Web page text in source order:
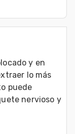
y en
lo más
puede
nervioso y